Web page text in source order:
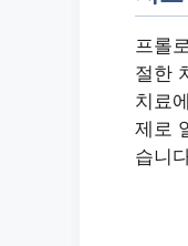
프롤
절한
치료
제로
습니